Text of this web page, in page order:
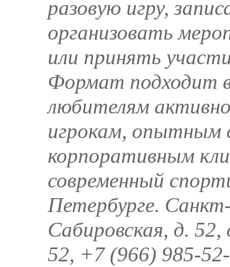
разовую игру,
организовать
или принять
Формат подходит
любителям
игрокам, опытным
корпоративным
современный
Петербурге.
Сабировская, д.
52, +7 (966) 985-